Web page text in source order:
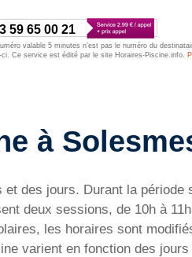
59 65 00 21
valable 5 minutes n’est pas le numéro du
ci. Ce service est édité par le site Horaires-Piscine.info.
à
des jours. Durant la
deux sessions, de 10h à
les horaires sont
varient en fonction des